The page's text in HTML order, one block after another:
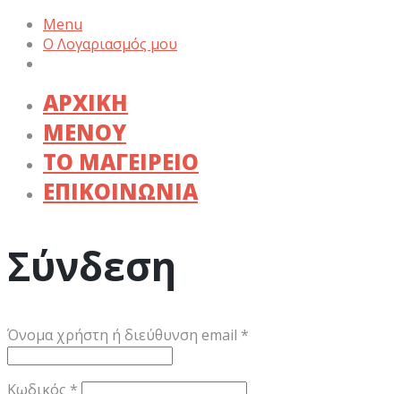
Menu
Ο Λογαριασμός μου
ΑΡΧΙΚΗ
ΜΕΝΟΥ
ΤΟ ΜΑΓΕΙΡΕΙΟ
ΕΠΙΚΟΙΝΩΝΙΑ
Σύνδεση
Όνομα χρήστη ή διεύθυνση email *
Κωδικός * Απαιτείται